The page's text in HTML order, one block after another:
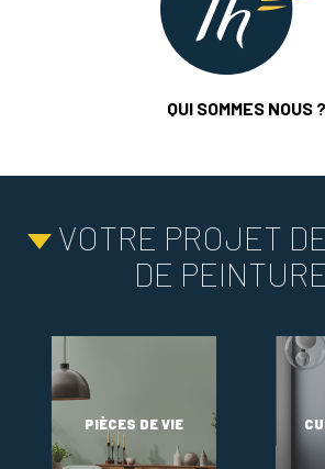
QUI SOMMES NOUS ?
VOTRE PROJET
DE PEINTURE
PIÈCES DE VIE